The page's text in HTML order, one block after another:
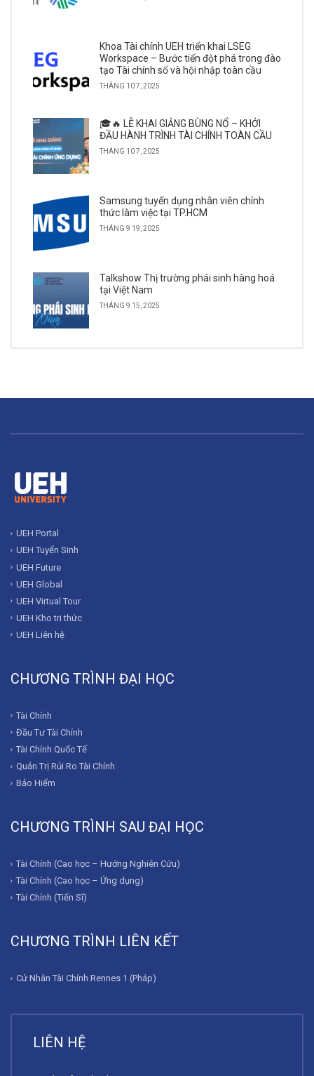
Khoa Tài chính UEH triển khai LSEG
Workspace – Bước tiến đột phá trong đào
tạo Tài chính số và hội nhập toàn cầu
THÁNG 10 7, 2025
🎓🔥 LỄ KHAI GIẢNG BÙNG NỔ – KHỞI
ĐẦU HÀNH TRÌNH TÀI CHÍNH TOÀN CẦU
THÁNG 10 7, 2025
Samsung tuyển dụng nhân viên chính
thức làm việc tại TP.HCM
THÁNG 9 19, 2025
Talkshow Thị trường phái sinh hàng hoá
tại Việt Nam
THÁNG 9 15, 2025
UEH Portal
UEH Tuyển Sinh
UEH Future
UEH Global
UEH Virtual Tour
UEH Kho tri thức
UEH Liên hệ
CHƯƠNG TRÌNH ĐẠI HỌC
Tài Chính
Đầu Tư Tài Chính
Tài Chính Quốc Tế
Quản Trị Rủi Ro Tài Chính
Bảo Hiểm
CHƯƠNG TRÌNH SAU ĐẠI HỌC
Tài Chính (Cao học – Hướng Nghiên Cứu)
Tài Chính (Cao học – Ứng dụng)
Tài Chính (Tiến Sĩ)
CHƯƠNG TRÌNH LIÊN KẾT
Cử Nhân Tài Chính Rennes 1 (Pháp)
LIÊN HỆ